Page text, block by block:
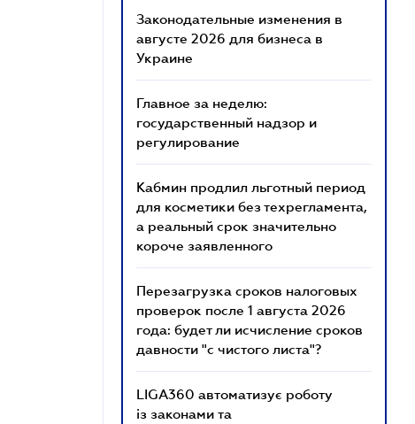
Законодательные изменения в
августе 2026 для бизнеса в
Украине
Главное за неделю:
государственный надзор и
регулирование
Кабмин продлил льготный период
для косметики без техрегламента,
а реальный срок значительно
короче заявленного
Перезагрузка сроков налоговых
проверок после 1 августа 2026
года: будет ли исчисление сроков
давности "с чистого листа"?
LIGA360 автоматизує роботу
із законами та